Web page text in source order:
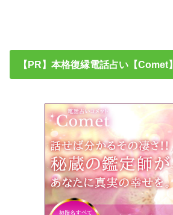
【PR】本格復縁電話占い【Comet】